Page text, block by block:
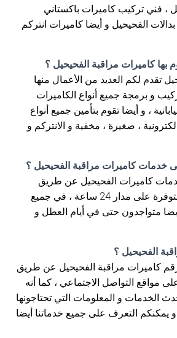
، فني تركيب كاميرات باكستاني
الفحيحيل و أيضا كاميرات انتركم
بها كاميرات مراقبة الفحيحيل ؟
تقدم لكم العديد من الأعمال منها
و برمجة جميع أنواع الكاميرات
، و أيضا تقوم بتأمين جميع أنواع
، صغيرة ، مخفية و الانتركم و
كاميرات مراقبة الفحيحيل ؟
كاميرات الفحيحيل عن طريق
الاتصال بنا ، فخدماتنا متوفرة على مدار 24 ساعة ، في جميع
متواجدون حتى في أيام العطل و
الفحيحيل ؟
كاميرات مراقبة الفحيحيل عن طريق
مواقع التواصل الاجتماعي ، كما أنه
الخدمات و المعلومات التي تحتاجونها
يمكنكم التعرف على جميع خدماتنا أيضا